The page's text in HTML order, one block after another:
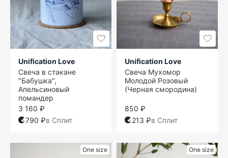
Unification Love
Свеча в стакане
"Бабушка",
Апельсиновый
помандер
3 160 ₽
790 ₽в Сплит
Unification Love
Свеча Мухомор
Молодой Розовый
(Черная смородина)
850 ₽
213 ₽в Сплит
One size One size